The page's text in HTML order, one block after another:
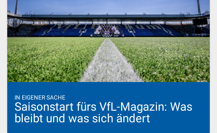
IN EIGENER SACHE
Saisonstart fürs VfL-Magazin: Was
bleibt und was sich ändert